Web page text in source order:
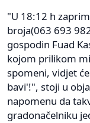
"U 18:12 h
broja(063 693
gospodin Fuad
kojom prilikom
spomeni, vidjet
bavi'!", stoji u
napomenu da
gradonačelniku